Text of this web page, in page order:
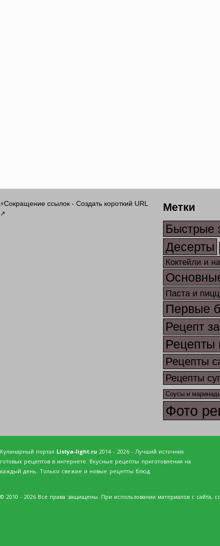
⚡Сокращение ссылок - Создать короткий URL
↗ Метки
Быстрые
Десерты
Коктейли и
Паста и
Первые
Рецепт
Рецепты
Рецепты
Рецепты
Соусы и
Фото
Кулинарный портал Listya-light.ru 2014 - 2026 - Лучший источник
готовых рецептов в интернете. Вкусные рецепты приготовления на
каждый день. Только свежие и новые рецепты блюд.
© 2010 - 2026 Все права защищены. При использовании материалов с сайта,